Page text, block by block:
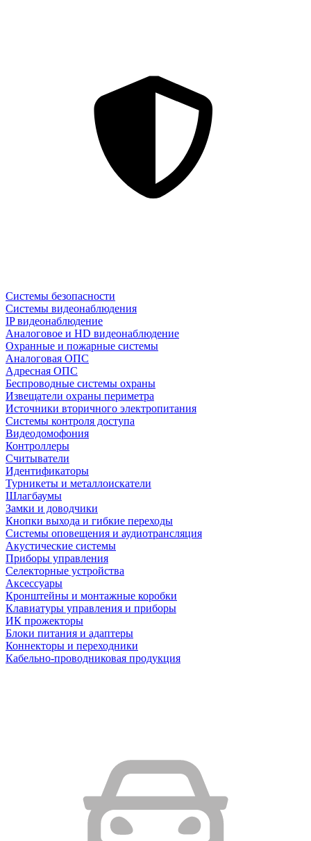
Системы безопасности
Системы видеонаблюдения
IP видеонаблюдение
Аналоговое и HD видеонаблюдение
Охранные и пожарные системы
Аналоговая ОПС
Адресная ОПС
Беспроводные системы охраны
Извещатели охраны периметра
Источники вторичного электропитания
Системы контроля доступа
Видеодомофония
Контроллеры
Считыватели
Идентификаторы
Турникеты и металлоискатели
Шлагбаумы
Замки и доводчики
Кнопки выхода и гибкие переходы
Системы оповещения и аудиотрансляция
Акустические системы
Приборы управления
Селекторные устройства
Аксессуары
Кронштейны и монтажные коробки
Клавиатуры управления и приборы
ИК прожекторы
Блоки питания и адаптеры
Коннекторы и переходники
Кабельно-проводниковая продукция